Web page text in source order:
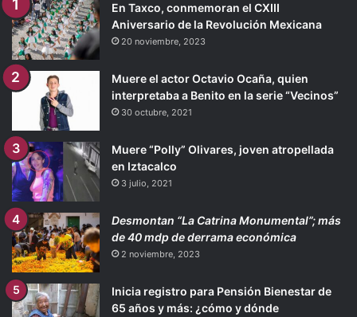
En Taxco, conmemoran el CXIII
Aniversario de la Revolución Mexicana
20 noviembre, 2023
Muere el actor Octavio Ocaña, quien
interpretaba a Benito en la serie “Vecinos”
30 octubre, 2021
Muere “Polly” Olivares, joven atropellada
en Iztacalco
3 julio, 2021
Desmontan “La Catrina Monumental”; más
de 40 mdp de derrama económica
2 noviembre, 2023
Inicia registro para Pensión Bienestar de
65 años y más: ¿cómo y dónde